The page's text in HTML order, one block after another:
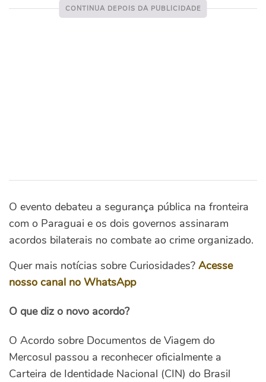
O evento debateu a segurança pública na fronteira
com o Paraguai e os dois governos assinaram
acordos bilaterais no combate ao crime organizado.
Quer mais notícias sobre Curiosidades? Acesse
nosso canal no WhatsApp
O que diz o novo acordo?
O Acordo sobre Documentos de Viagem do
Mercosul passou a reconhecer oficialmente a
Carteira de Identidade Nacional (CIN) do Brasil